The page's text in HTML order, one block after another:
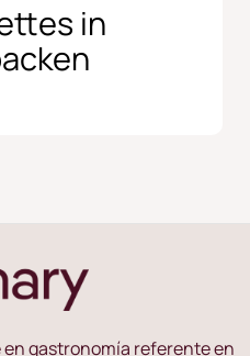
in
gastronomía referente en